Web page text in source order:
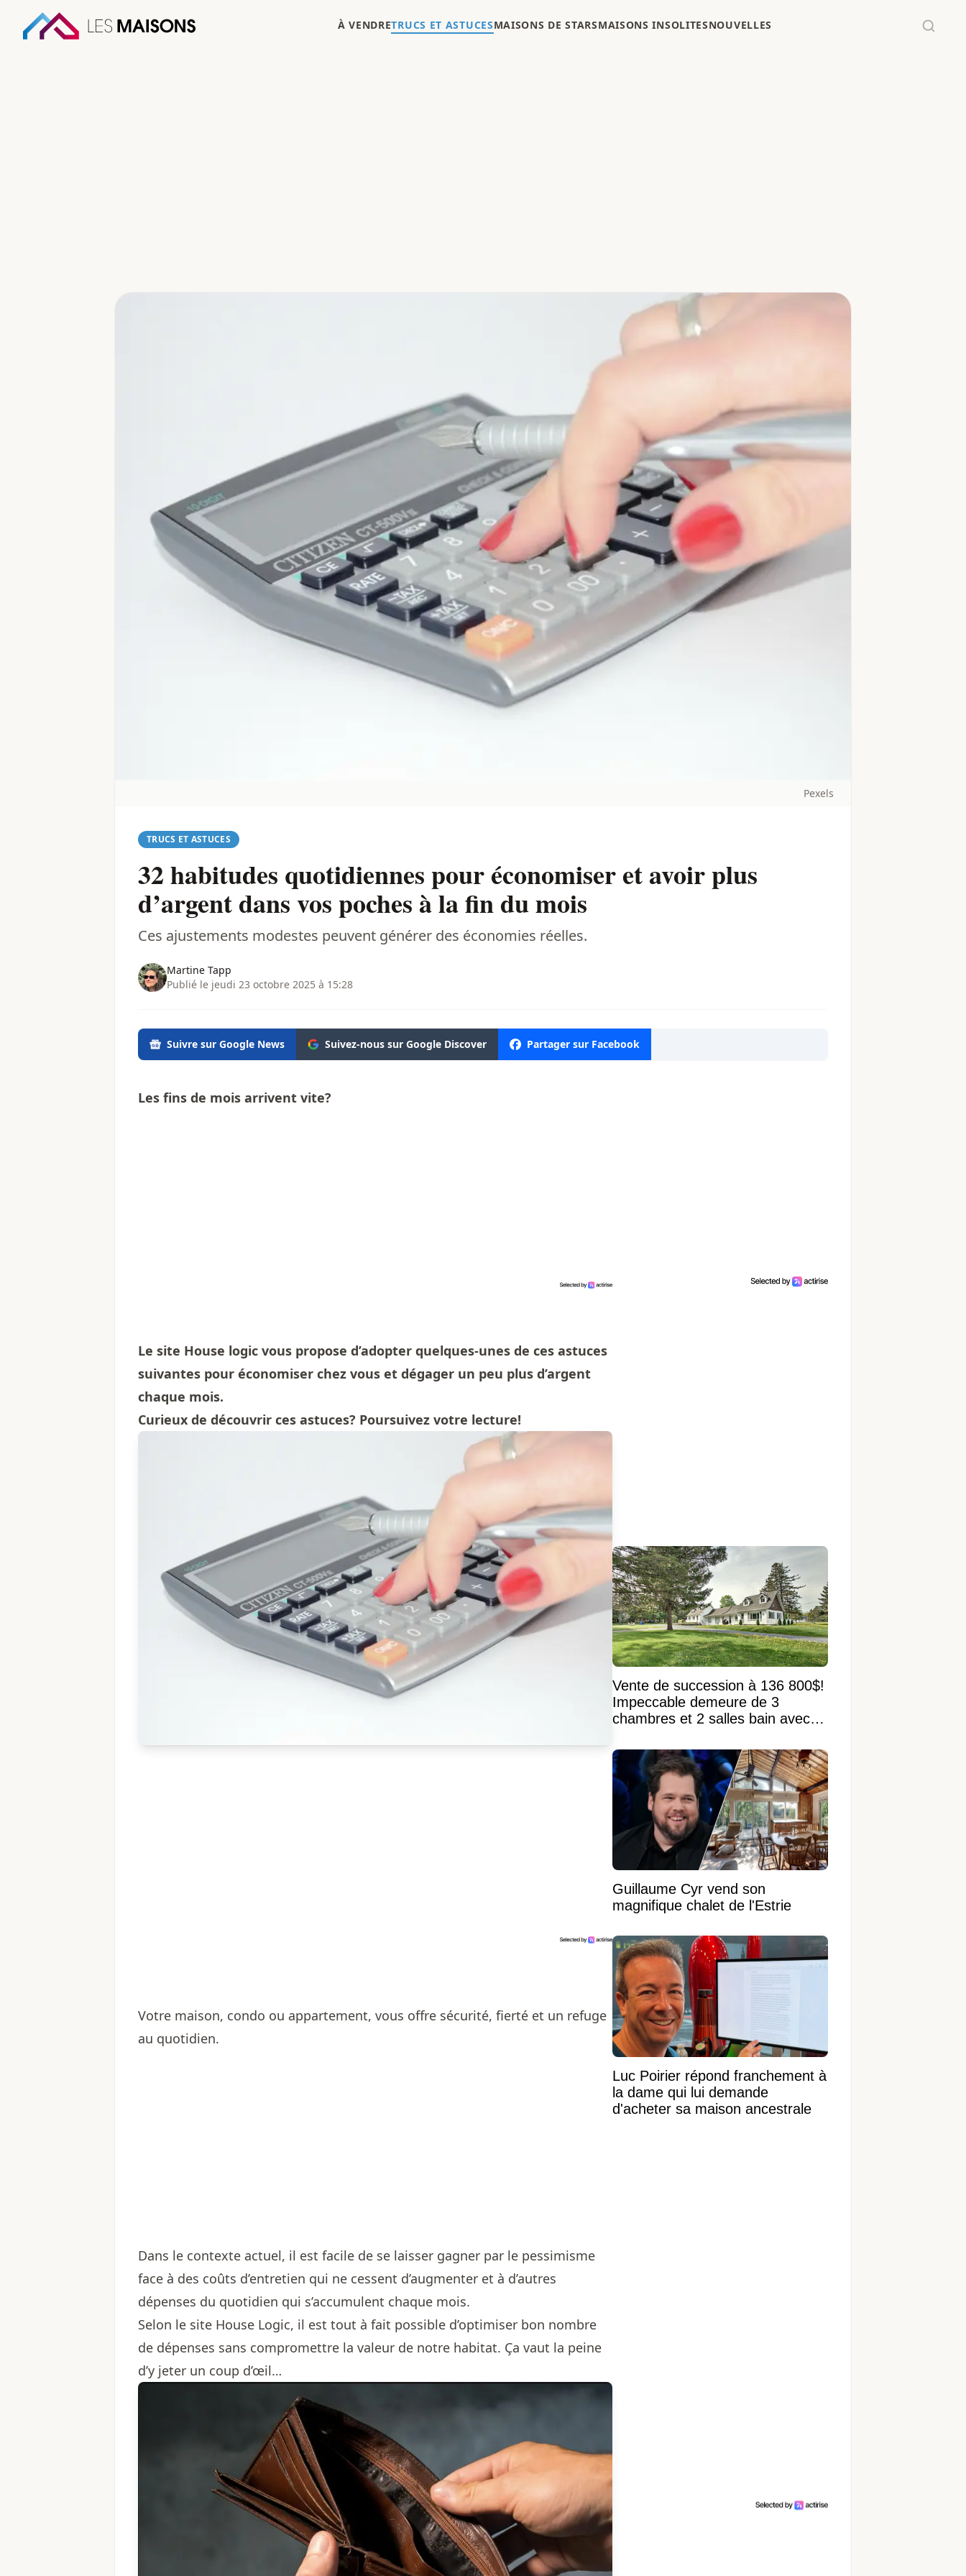
À VENDRETRUCS ET ASTUCESMAISONS DE STARSMAISONS INSOLITESNOUVELLES
Pexels
TRUCS ET ASTUCES
32 habitudes quotidiennes pour économiser et avoir plus
d’argent dans vos poches à la fin du mois
Ces ajustements modestes peuvent générer des économies réelles.
Martine Tapp
Publié le jeudi 23 octobre 2025 à 15:28
Suivre sur Google News Suivez-nous sur Google Discover Partager sur Facebook
Les fins de mois arrivent vite?
Le site House logic vous propose d’adopter quelques-unes de ces astuces
suivantes pour économiser chez vous et dégager un peu plus d’argent
chaque mois.
Curieux de découvrir ces astuces? Poursuivez votre lecture!
Votre maison, condo ou appartement, vous offre sécurité, fierté et un refuge
au quotidien.
Dans le contexte actuel, il est facile de se laisser gagner par le pessimisme
face à des coûts d’entretien qui ne cessent d’augmenter et à d’autres
dépenses du quotidien qui s’accumulent chaque mois.
Selon le site House Logic, il est tout à fait possible d’optimiser bon nombre
de dépenses sans compromettre la valeur de notre habitat. Ça vaut la peine
d’y jeter un coup d’œil…
Vente de succession à 136 800$!
Impeccable demeure de 3
chambres et 2 salles bain avec
Guillaume Cyr vend son
magnifique chalet de l'Estrie
Luc Poirier répond franchement à
la dame qui lui demande
d'acheter sa maison ancestrale